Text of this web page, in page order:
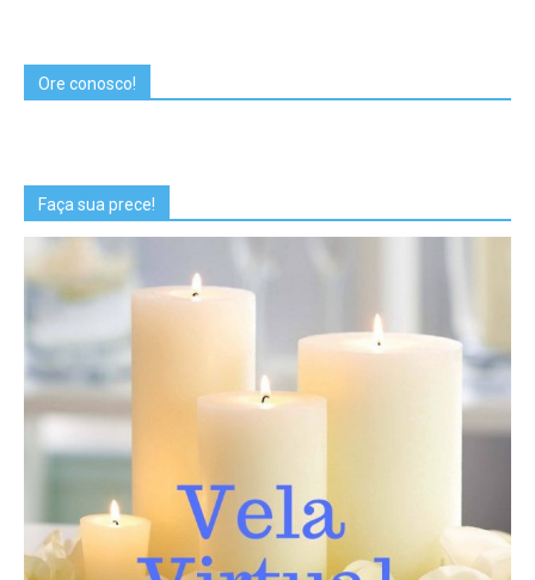
Ore conosco!
Faça sua prece!